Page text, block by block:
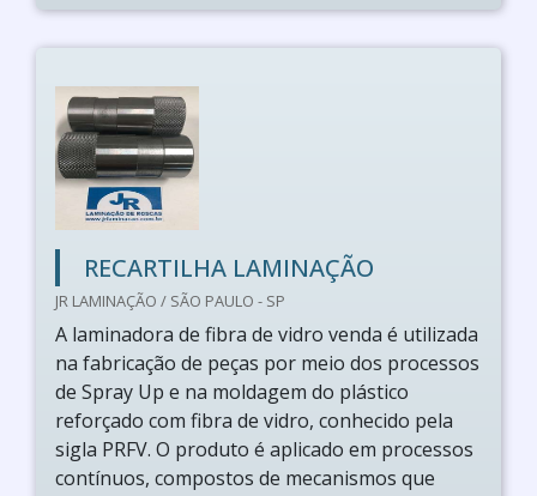
RECARTILHA LAMINAÇÃO
JR LAMINAÇÃO / SÃO PAULO - SP
A laminadora de fibra de vidro venda é utilizada
na fabricação de peças por meio dos processos
de Spray Up e na moldagem do plástico
reforçado com fibra de vidro, conhecido pela
sigla PRFV. O produto é aplicado em processos
contínuos, compostos de mecanismos que